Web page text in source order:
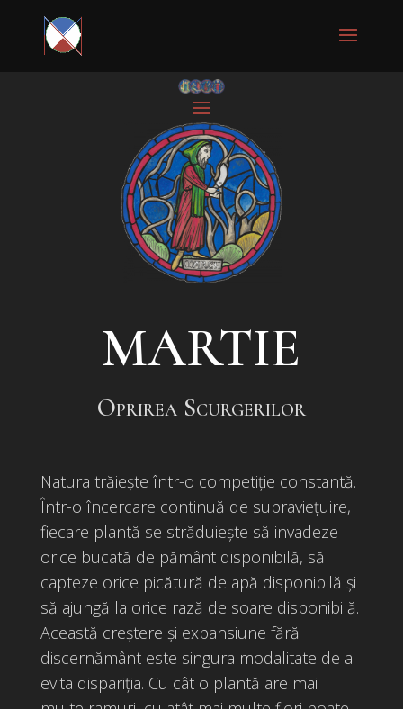
MARTIE
Oprirea Scurgerilor
Natura trăiește într-o competiție constantă.
Într-o încercare continuă de supraviețuire,
fiecare plantă se străduiește să invadeze
orice bucată de pământ disponibilă, să
capteze orice picătură de apă disponibilă și
să ajungă la orice rază de soare disponibilă.
Această creștere și expansiune fără
discernământ este singura modalitate de a
evita dispariția. Cu cât o plantă are mai